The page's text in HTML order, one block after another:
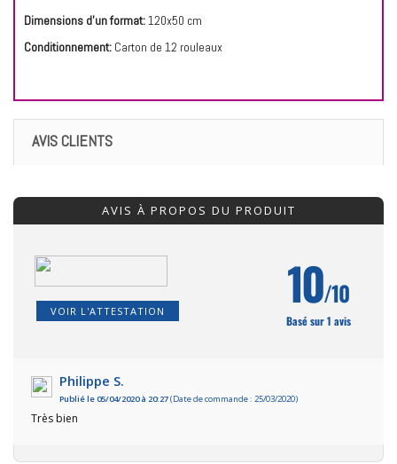
Dimensions d'un format:120x50 cm
Conditionnement: Carton de 12 rouleaux
AVIS CLIENTS
AVIS À PROPOS DU PRODUIT
VOIR L'ATTESTATION 10/10
Basé sur 1 avis
Philippe S.
Publié le 05/04/2020 à 20:27(Date de commande : 25/03/2020)
Très bien